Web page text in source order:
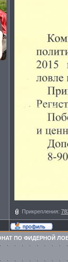
Прикрепления:
ПО ФИДЕРНОЙ